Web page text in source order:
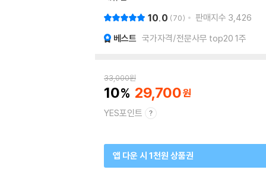
10.0 70 판매지수 3,426
베스트 국가자격/전문사무 top20 1주
33,000원
10 29,700
YES포인트
앱 다운 시 1천원 상품권